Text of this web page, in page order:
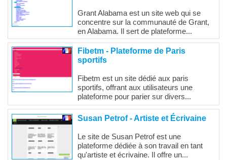
Grant Alabama est un site web qui se
concentre sur la communauté de Grant,
en Alabama. Il sert de plateforme...
Fibetm - Plateforme de Paris
sportifs
Fibetm est un site dédié aux paris
sportifs, offrant aux utilisateurs une
plateforme pour parier sur divers...
Susan Petrof - Artiste et Écrivaine
Le site de Susan Petrof est une
plateforme dédiée à son travail en tant
qu'artiste et écrivaine. Il offre un...